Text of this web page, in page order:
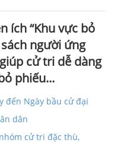
ích “Khu vực bỏ
người ứng
cử tri dễ dàng
phiếu...
đến Ngày bầu cử đại
dân
cử tri đặc thù,